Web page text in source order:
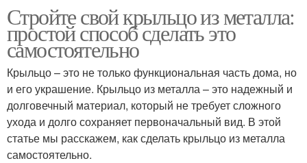
Стройте свой крыльцо из металла:
простой способ сделать это
самостоятельно
Крыльцо – это не только функциональная часть дома, но
и его украшение. Крыльцо из металла – это надежный и
долговечный материал, который не требует сложного
ухода и долго сохраняет первоначальный вид. В этой
статье мы расскажем, как сделать крыльцо из металла
самостоятельно.